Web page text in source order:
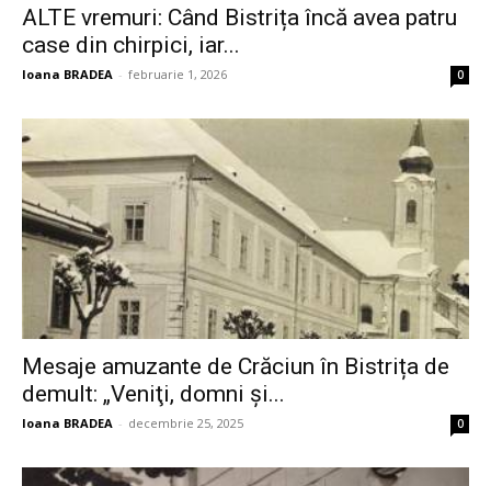
ALTE vremuri: Când Bistrița încă avea patru
case din chirpici, iar...
Ioana BRADEA - februarie 1, 2026 0
Mesaje amuzante de Crăciun în Bistrița de
demult: „Veniţi, domni şi...
Ioana BRADEA - decembrie 25, 2025 0